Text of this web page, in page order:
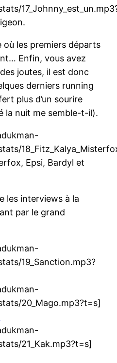
où les premiers départs
Enfin, vous avez
joutes, il est donc
derniers running
plus d’un sourire
la nuit me semble-t-il).
Epsi, Bardyl et
les interviews à la
par le grand
19_Sanction.mp3?
20_Mago.mp3?t=s]
21_Kak.mp3?t=s]